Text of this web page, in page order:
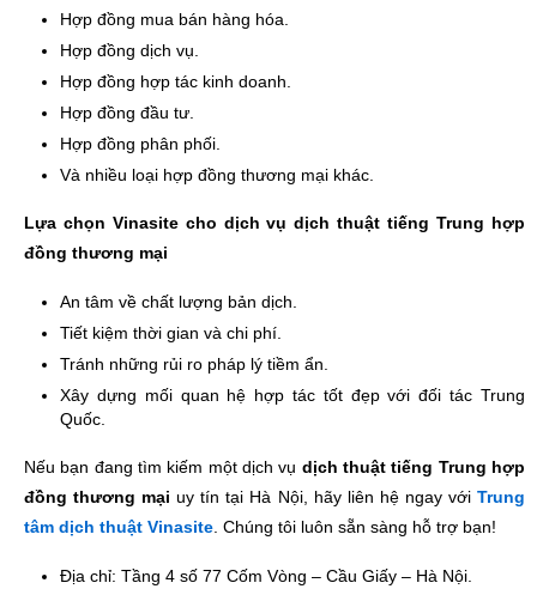
Hợp đồng mua bán hàng hóa.
Hợp đồng dịch vụ.
Hợp đồng hợp tác kinh doanh.
Hợp đồng đầu tư.
Hợp đồng phân phối.
Và nhiều loại hợp đồng thương mại khác.
Lựa chọn Vinasite cho dịch vụ dịch thuật tiếng Trung hợp
đồng thương mại
An tâm về chất lượng bản dịch.
Tiết kiệm thời gian và chi phí.
Tránh những rủi ro pháp lý tiềm ẩn.
Xây dựng mối quan hệ hợp tác tốt đẹp với đối tác Trung
Quốc.
Nếu bạn đang tìm kiếm một dịch vụ dịch thuật tiếng Trung hợp
đồng thương mại uy tín tại Hà Nội, hãy liên hệ ngay vớiTrung
tâm dịch thuật Vinasite . Chúng tôi luôn sẵn sàng hỗ trợ bạn!
Địa chỉ: Tầng 4 số 77 Cốm Vòng – Cầu Giấy – Hà Nội.